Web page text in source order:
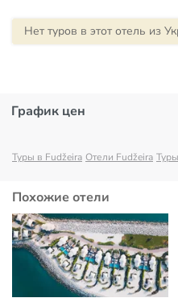
Нет туров в этот отель из
График цен
Туры в Fudžeira Отели Fudžeira
Похожие отели